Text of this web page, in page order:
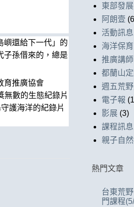
嶼還給下一代」的
子孫借來的，總是
育推廣協會
無數的生態紀錄片
守護海洋的紀錄片
東部發展
阿朗壹
活動訊息
海洋保育
推廣講師
都蘭山
週五荒
電子報
影展 (3)
課程訊息
親子自
熱門文章
台東荒
門課程